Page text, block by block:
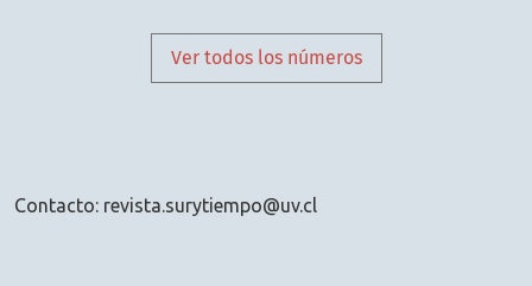
Ver todos los números
Contacto: revista.surytiempo@uv.cl